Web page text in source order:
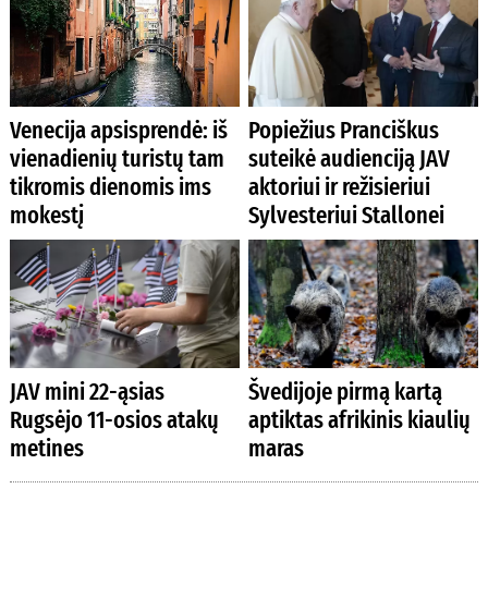
Venecija apsisprendė: iš
vienadienių turistų tam
tikromis dienomis ims
mokestį
Popiežius Pranciškus
suteikė audienciją JAV
aktoriui ir režisieriui
Sylvesteriui Stallonei
JAV mini 22-ąsias
Rugsėjo 11-osios atakų
metines
Švedijoje pirmą kartą
aptiktas afrikinis kiaulių
maras